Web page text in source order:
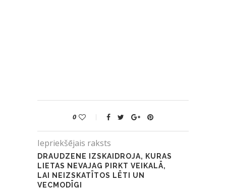
0
Iepriekšējais raksts
DRAUDZENE IZSKAIDROJA, KURAS
LIETAS NEVAJAG PIRKT VEIKALĀ,
LAI NEIZSKATĪTOS LĒTI UN
VECMODĪGI